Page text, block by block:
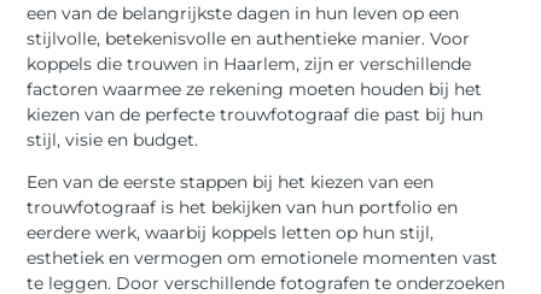
een van de belangrijkste dagen in hun leven op een
stijlvolle, betekenisvolle en authentieke manier. Voor
koppels die trouwen in Haarlem, zijn er verschillende
factoren waarmee ze rekening moeten houden bij het
kiezen van de perfecte trouwfotograaf die past bij hun
stijl, visie en budget.
Een van de eerste stappen bij het kiezen van een
trouwfotograaf is het bekijken van hun portfolio en
eerdere werk, waarbij koppels letten op hun stijl,
esthetiek en vermogen om emotionele momenten vast
te leggen. Door verschillende fotografen te onderzoeken